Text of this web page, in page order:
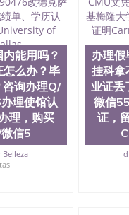
理、仿制、成绩单文凭、
业证假学历书制作、假制
馆认证、使馆证明、使
证、留学生学位认证、
等q:551190476 微信：
州立大学毕业证（San
州立大学成绩单（San
州立大学成绩单（San
何塞州立大学（San
州立大学（ San Jose
凭（San Jose State
凭（San Jose State
San Jose State
State University）圣
能用吗？
么办？毕
询办理Q/
理使馆认
理，购买
信5
Belleza
办理假
挂科拿
业证丢
微信
证，